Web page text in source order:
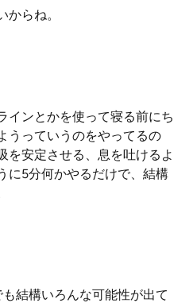
らね。
インとかを使って寝る前にち
うっていうのをやってるの
を安定させる、息を吐けるよ
に5分何かやるだけで、結構
結構いろんな可能性が出て